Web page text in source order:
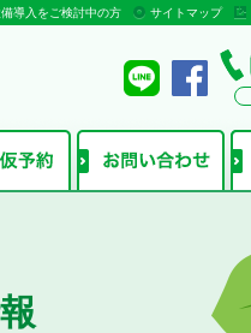
導入をご検討中の方 サイトマップ